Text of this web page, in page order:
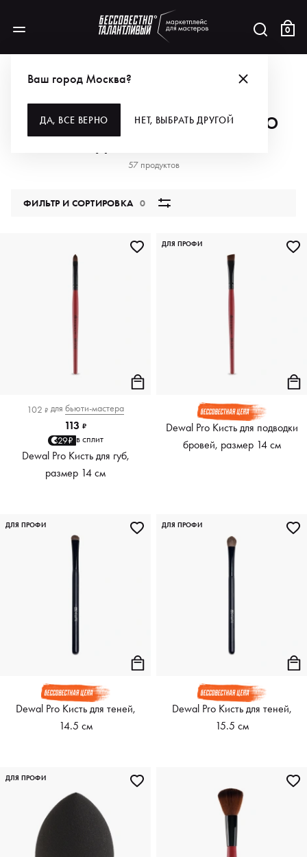
0
Ваш город Москва?
ДА, ВСЕ ВЕРНО НЕТ, ВЫБРАТЬ ДРУГОЙ
ДО -40% ДЛЯ ГУРУ МАКИЯЖА ПО
57 продуктов
ФИЛЬТР И СОРТИРОВКА0
102 ₽ для бьюти-мастера
113 ₽
29₽ в сплит
Dewal Pro Кисть для губ,
размер 14 см
Dewal Pro Кисть для подводки
бровей, размер 14 см
ДЛЯ ПРОФИ
Dewal Pro Кисть для теней,
14.5 см
ДЛЯ ПРОФИ
Dewal Pro Кисть для теней,
15.5 см
ДЛЯ ПРОФИ
ДЛЯ ПРОФИ